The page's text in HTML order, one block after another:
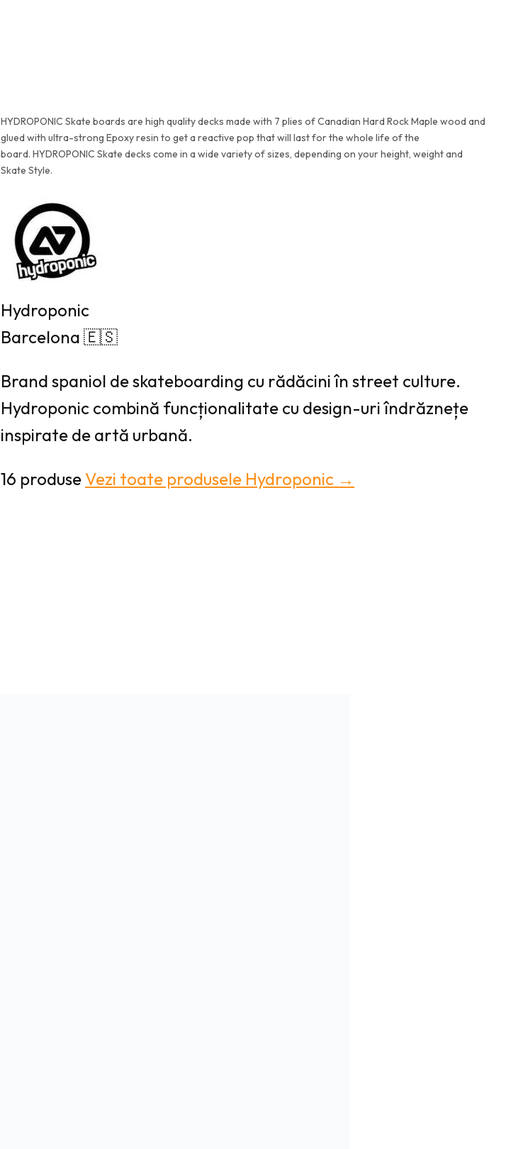
HYDROPONIC Skate boards are high quality decks made with 7 plies of Canadian Hard Rock Maple wood and
glued with ultra-strong Epoxy resin to get a reactive pop that will last for the whole life of the
board. HYDROPONIC Skate decks come in a wide variety of sizes, depending on your height, weight and
Skate Style.
Hydroponic
Barcelona 🇪🇸
Brand spaniol de skateboarding cu rădăcini în street culture.
Hydroponic combină funcționalitate cu design-uri îndrăznețe
inspirate de artă urbană.
16 produse Vezi toate produsele Hydroponic →